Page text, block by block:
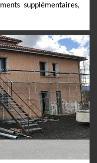
supplémentaires,